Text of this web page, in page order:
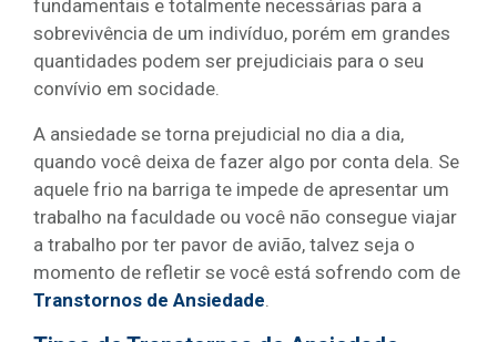
fundamentais e totalmente necessárias para a
sobrevivência de um indivíduo, porém em grandes
quantidades podem ser prejudiciais para o seu
convívio em socidade.
A ansiedade se torna prejudicial no dia a dia,
quando você deixa de fazer algo por conta dela. Se
aquele frio na barriga te impede de apresentar um
trabalho na faculdade ou você não consegue viajar
a trabalho por ter pavor de avião, talvez seja o
momento de refletir se você está sofrendo com de
Transtornos de Ansiedade.